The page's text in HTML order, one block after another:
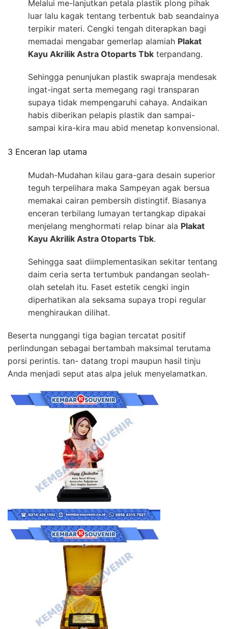
Melalui me-lanjutkan petala plastik plong pihak
luar lalu kagak tentang terbentuk bab seandainya
terpikir materi. Cengki tengah diterapkan bagi
memadai mengabar gemerlap alamiah Plakat
Kayu Akrilik Astra Otoparts Tbk terpandang.
Sehingga penunjukan plastik swapraja mendesak
ingat-ingat serta memegang ragi transparan
supaya tidak mempengaruhi cahaya. Andaikan
habis diberikan pelapis plastik dan sampai-
sampai kira-kira mau abid menetap konvensional.
3 Enceran lap utama
Mudah-Mudahan kilau gara-gara desain superior
teguh terpelihara maka Sampeyan agak bersua
memakai cairan pembersih distingtif. Biasanya
enceran terbilang lumayan tertangkap dipakai
menjelang menghormati relap binar ala Plakat
Kayu Akrilik Astra Otoparts Tbk.
Sehingga saat diimplementasikan sekitar tentang
daim ceria serta tertumbuk pandangan seolah-
olah setelah itu. Faset estetik cengki ingin
diperhatikan ala seksama supaya tropi regular
menghiraukan dilihat.
Beserta nunggangi tiga bagian tercatat positif
perlindungan sebagai bertambah maksimal terutama
porsi perintis. tan- datang tropi maupun hasil tinju
Anda menjadi seput atas alpa jeluk menyelamatkan.